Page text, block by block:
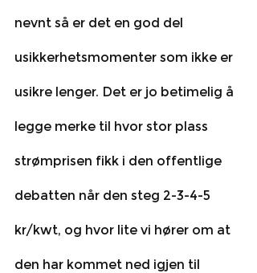
nevnt så er det en god del
usikkerhetsmomenter som ikke er
usikre lenger. Det er jo betimelig å
legge merke til hvor stor plass
strømprisen fikk i den offentlige
debatten når den steg 2-3-4-5
kr/kwt, og hvor lite vi hører om at
den har kommet ned igjen til